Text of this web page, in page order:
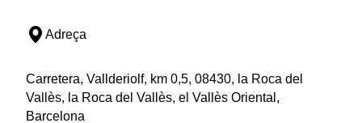
Adreça
Carretera, Vallderiolf, km 0,5, 08430, la Roca del
Vallès, la Roca del Vallès, el Vallès Oriental,
Barcelona